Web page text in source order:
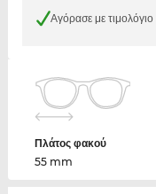
Αγόρασε με τιμολόγιο
Πλάτος φακού
55 mm